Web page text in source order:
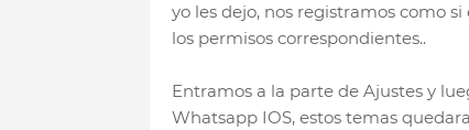
yo les dejo, nos registramos como
los permisos correspondientes..
Entramos a la parte de Ajustes y
Whatsapp IOS, estos temas